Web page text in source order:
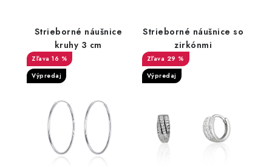
Strieborné náušnice
kruhy 3 cm
16 %
Výpredaj
Strieborné náušnice so
zirkónmi
29 %
Výpredaj